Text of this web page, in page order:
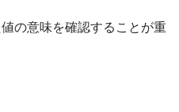
の意味を確認することが重